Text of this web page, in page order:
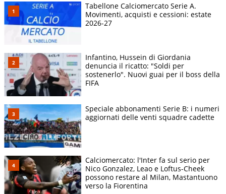
Tabellone Calciomercato Serie A.
Movimenti, acquisti e cessioni: estate
2026-27
Infantino, Hussein di Giordania
denuncia il ricatto: "Soldi per
sostenerlo". Nuovi guai per il boss della
FIFA
Speciale abbonamenti Serie B: i numeri
aggiornati delle venti squadre cadette
Calciomercato: l'Inter fa sul serio per
Nico Gonzalez, Leao e Loftus-Cheek
possono restare al Milan, Mastantuono
verso la Fiorentina